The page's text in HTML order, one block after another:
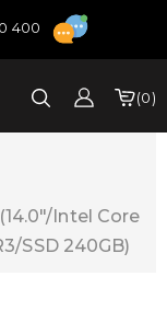
400
0
Intel Core
SSD 240GB)